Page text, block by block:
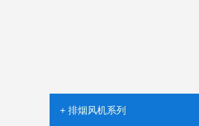
+ 排烟风机系列